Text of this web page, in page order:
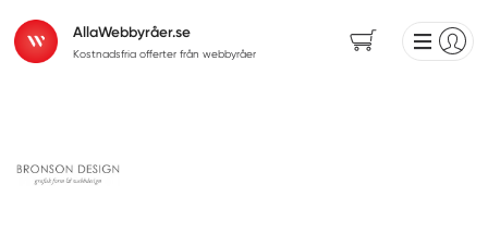
AllaWebbyråer.se
Kostnadsfria offerter från webbyråer